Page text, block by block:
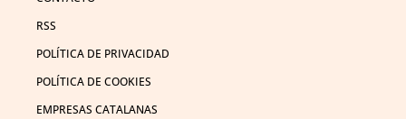
RSS
POLÍTICA DE PRIVACIDAD
POLÍTICA DE COOKIES
EMPRESAS CATALANAS